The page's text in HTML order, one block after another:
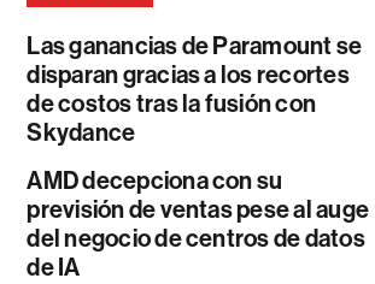
Las ganancias de Paramount se
disparan gracias a los recortes
de costos tras la fusión con
Skydance
AMD decepciona con su
previsión de ventas pese al auge
del negocio de centros de datos
de IA